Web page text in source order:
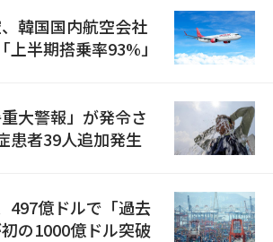
韓国国内航空会社
半期搭乗率93%」
大警報」が発令さ
患者39人追加発生
497億ドルで「過去
の1000億ドル突破